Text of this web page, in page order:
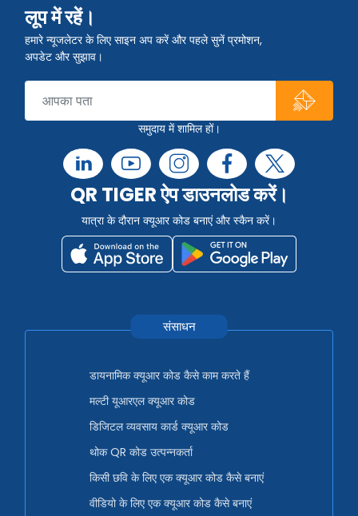
लूप में रहें।
हमारे न्यूजलेटर के लिए साइन अप करें और पहले सुनें प्रमोशन,
अपडेट और सुझाव।
समुदाय में शामिल हों।
QR TIGER ऐप डाउनलोड करें।
यात्रा के दौरान क्यूआर कोड बनाएं और स्कैन करें।
संसाधन
डायनामिक क्यूआर कोड कैसे काम करते हैं
मल्टी यूआरएल क्यूआर कोड
डिजिटल व्यवसाय कार्ड क्यूआर कोड
थोक QR कोड उत्पन्नकर्ता
किसी छवि के लिए एक क्यूआर कोड कैसे बनाएं
वीडियो के लिए एक क्यूआर कोड कैसे बनाएं